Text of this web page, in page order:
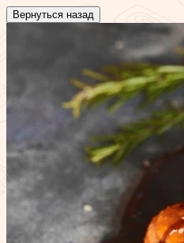
Вернуться назад